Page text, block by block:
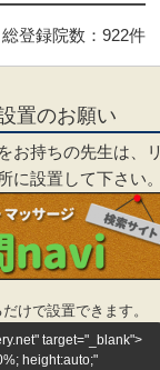
総登録院数：922件
置のお願い
お持ちの先生は、リ
に設置して下さい。
けで設置できます。
target="_blank">
height:auto;"